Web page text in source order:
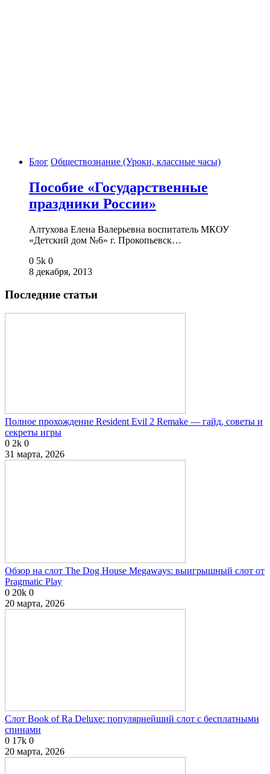
Блог Обществознание (Уроки, классные часы)
Пособие «Государственные
праздники России»
Алтухова Елена Валерьевна воспитатель МКОУ
«Детский дом №6» г. Прокопьевск…
0 5k 0
8 декабря, 2013
Последние статьи
Полное прохождение Resident Evil 2 Remake — гайд, советы и
секреты игры
0 2k 0
31 марта, 2026
Обзор на слот The Dog House Megaways: выигрышный слот от
Pragmatic Play
0 20k 0
20 марта, 2026
Слот Book of Ra Deluxe: популярнейший слот с бесплатными
спинами
0 17k 0
20 марта, 2026